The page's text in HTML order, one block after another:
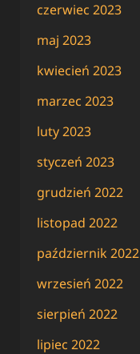
czerwiec 2023
maj 2023
kwiecień 2023
marzec 2023
luty 2023
styczeń 2023
grudzień 2022
listopad 2022
październik 2022
wrzesień 2022
sierpień 2022
lipiec 2022